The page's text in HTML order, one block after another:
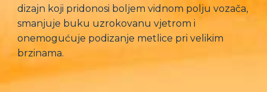
dizajn koji pridonosi boljem vidnom polju vozača,
smanjuje buku uzrokovanu vjetrom i
onemogućuje podizanje metlice pri velikim
brzinama.